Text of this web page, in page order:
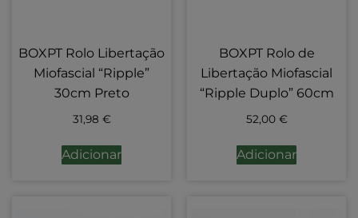
BOXPT Rolo Libertação
Miofascial “Ripple”
30cm Preto
31,98 €
Adicionar
BOXPT Rolo de
Libertação Miofascial
“Ripple Duplo” 60cm
52,00 €
Adicionar